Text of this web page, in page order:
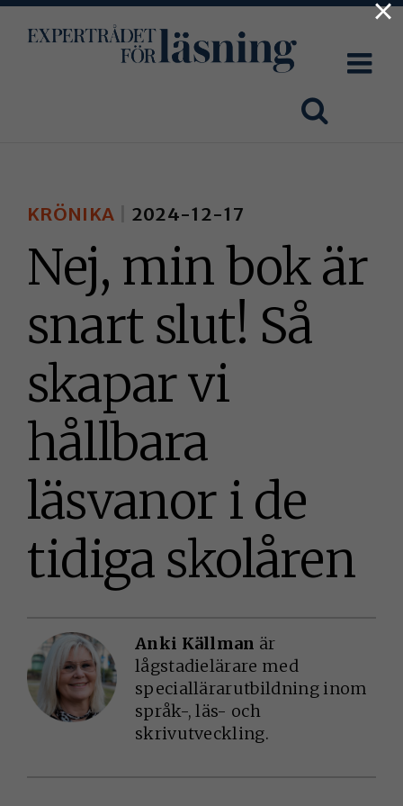
KRÖNIKA 2024-12-17
Nej, min bok är
snart slut! Så
skapar vi
hållbara
läsvanor i de
tidiga skolåren
Anki Källman är
lågstadielärare med
speciallärarutbildning inom
språk-, läs- och
skrivutveckling.
×